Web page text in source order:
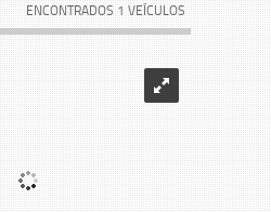
ENCONTRADOS 1 VEÍCULOS